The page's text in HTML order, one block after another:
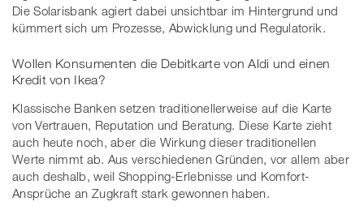
Die Solarisbank agiert dabei unsichtbar im Hintergrund und
kümmert sich um Prozesse, Abwicklung und Regulatorik.
Wollen Konsumenten die Debitkarte von Aldi und einen
Kredit von Ikea?
Klassische Banken setzen traditionellerweise auf die Karte
von Vertrauen, Reputation und Beratung. Diese Karte zieht
auch heute noch, aber die Wirkung dieser traditionellen
Werte nimmt ab. Aus verschiedenen Gründen, vor allem aber
auch deshalb, weil Shopping-Erlebnisse und Komfort-
Ansprüche an Zugkraft stark gewonnen haben.